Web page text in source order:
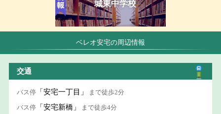
城東中学校
ベレオ安宅の周辺情報
交通
バス停 「安宅一丁目」 まで徒歩2分
バス停 「安宅新橋」 まで徒歩4分